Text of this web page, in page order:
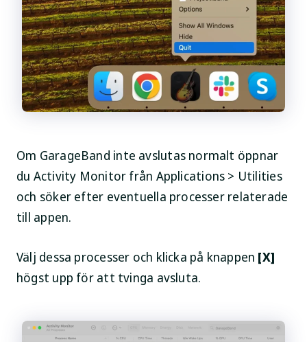
Om GarageBand inte avslutas normalt öppnar
du Activity Monitor från Applications > Utilities
och söker efter eventuella processer relaterade
till appen.
Välj dessa processer och klicka på knappen [X]
högst upp för att tvinga avsluta.